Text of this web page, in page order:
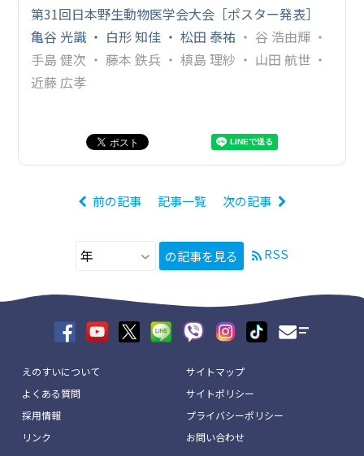
第31回日本野生動物医学会大会［ポスター発表］
亀谷 光識 ・ 白形 知佳 ・ 松田 泰祐 ・ 谷 浩由輝 ・
手島 健次 ・ 藤本 鉄兵 ・ 槙島 理紗 ・ 山田 航世 ・
近藤 広孝
前の記事 記事一覧 次の記事
の記事を見る RSS
えのすいについて
よくある質問
採用情報
リンク
サイトマップ
サイトポリシー
プライバシーポリシー
お問い合わせ